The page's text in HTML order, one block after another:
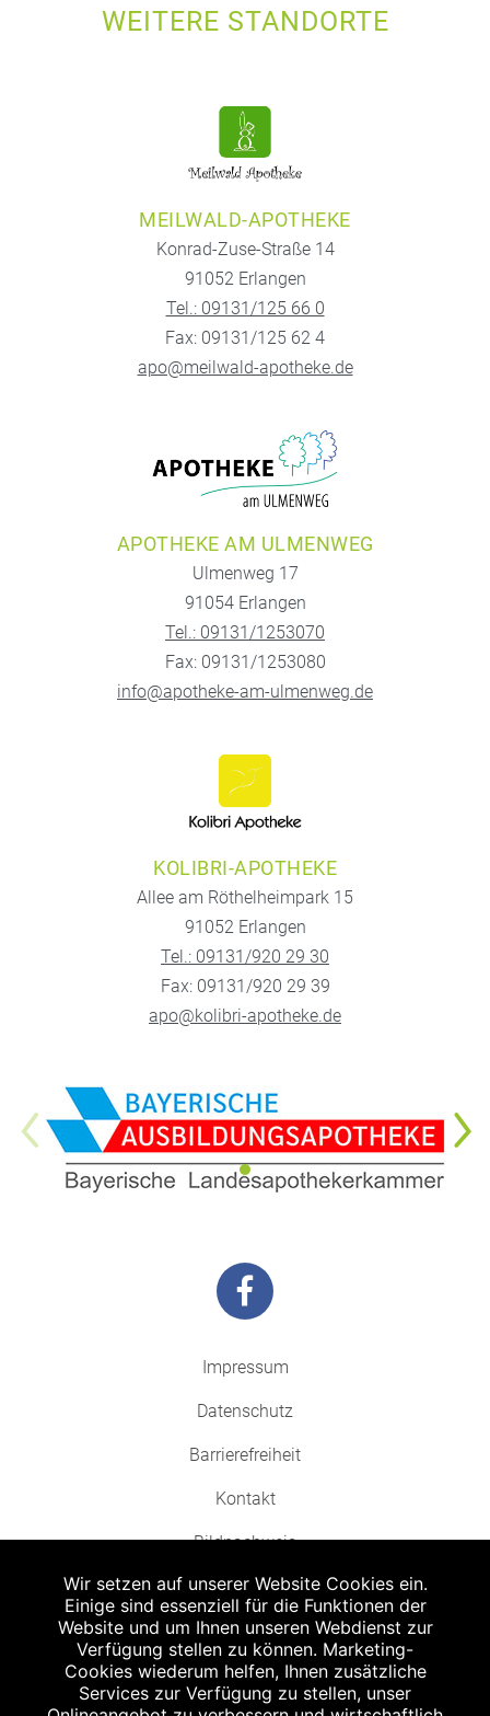
WEITERE STANDORTE
MEILWALD-APOTHEKE
Konrad-Zuse-Straße 14
91052 Erlangen
Tel.: 09131/125 66 0
Fax: 09131/125 62 4
apo@meilwald-apotheke.de
APOTHEKE AM ULMENWEG
Ulmenweg 17
91054 Erlangen
Tel.: 09131/1253070
Fax: 09131/1253080
info@apotheke-am-ulmenweg.de
KOLIBRI-APOTHEKE
Allee am Röthelheimpark 15
91052 Erlangen
Tel.: 09131/920 29 30
Fax: 09131/920 29 39
apo@kolibri-apotheke.de
Impressum
Datenschutz
Barrierefreiheit
Kontakt
Bildnachweis
Abgabe in haushaltsüblichen Mengen, solange der Vorrat reicht. Für Druck-
und Satzfehler keine Haftung.
Wir setzen auf unserer Website Cookies ein.
Einige sind essenziell für die Funktionen der
Website und um Ihnen unseren Webdienst zur
Verfügung stellen zu können. Marketing-
Cookies wiederum helfen, Ihnen zusätzliche
Services zur Verfügung zu stellen, unser